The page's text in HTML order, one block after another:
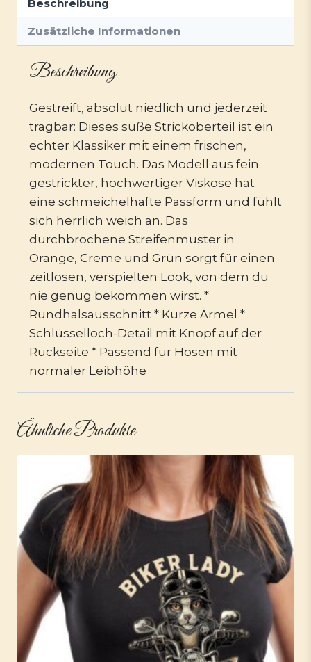
Beschreibung
Zusätzliche Informationen
Beschreibung
Gestreift, absolut niedlich und jederzeit
tragbar: Dieses süße Strickoberteil ist ein
echter Klassiker mit einem frischen,
modernen Touch. Das Modell aus fein
gestrickter, hochwertiger Viskose hat
eine schmeichelhafte Passform und fühlt
sich herrlich weich an. Das
durchbrochene Streifenmuster in
Orange, Creme und Grün sorgt für einen
zeitlosen, verspielten Look, von dem du
nie genug bekommen wirst. *
Rundhalsausschnitt * Kurze Ärmel *
Schlüsselloch-Detail mit Knopf auf der
Rückseite * Passend für Hosen mit
normaler Leibhöhe
Ähnliche Produkte